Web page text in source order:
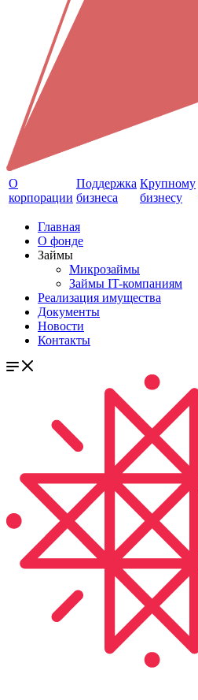
О
корпорации
Поддержка
бизнеса
Крупному
бизнесу
Главная
О фонде
Займы
Микрозаймы
Займы IT-компаниям
Реализация имущества
Документы
Новости
Контакты